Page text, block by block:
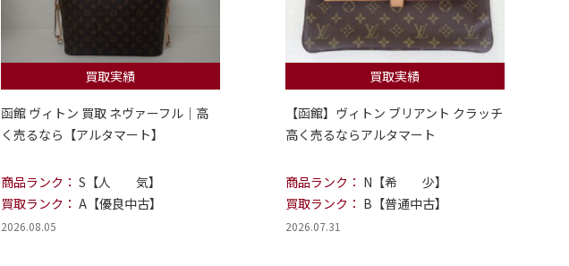
買取実績
函館 ヴィトン 買取 ネヴァーフル｜高
く売るなら【アルタマート】
商品ランク： S【人 気】
買取ランク： A【優良中古】
2026.08.05
買取実績
【函館】ヴィトン ブリアント クラッチ
高く売るならアルタマート
商品ランク： N【希 少】
買取ランク： B【普通中古】
2026.07.31